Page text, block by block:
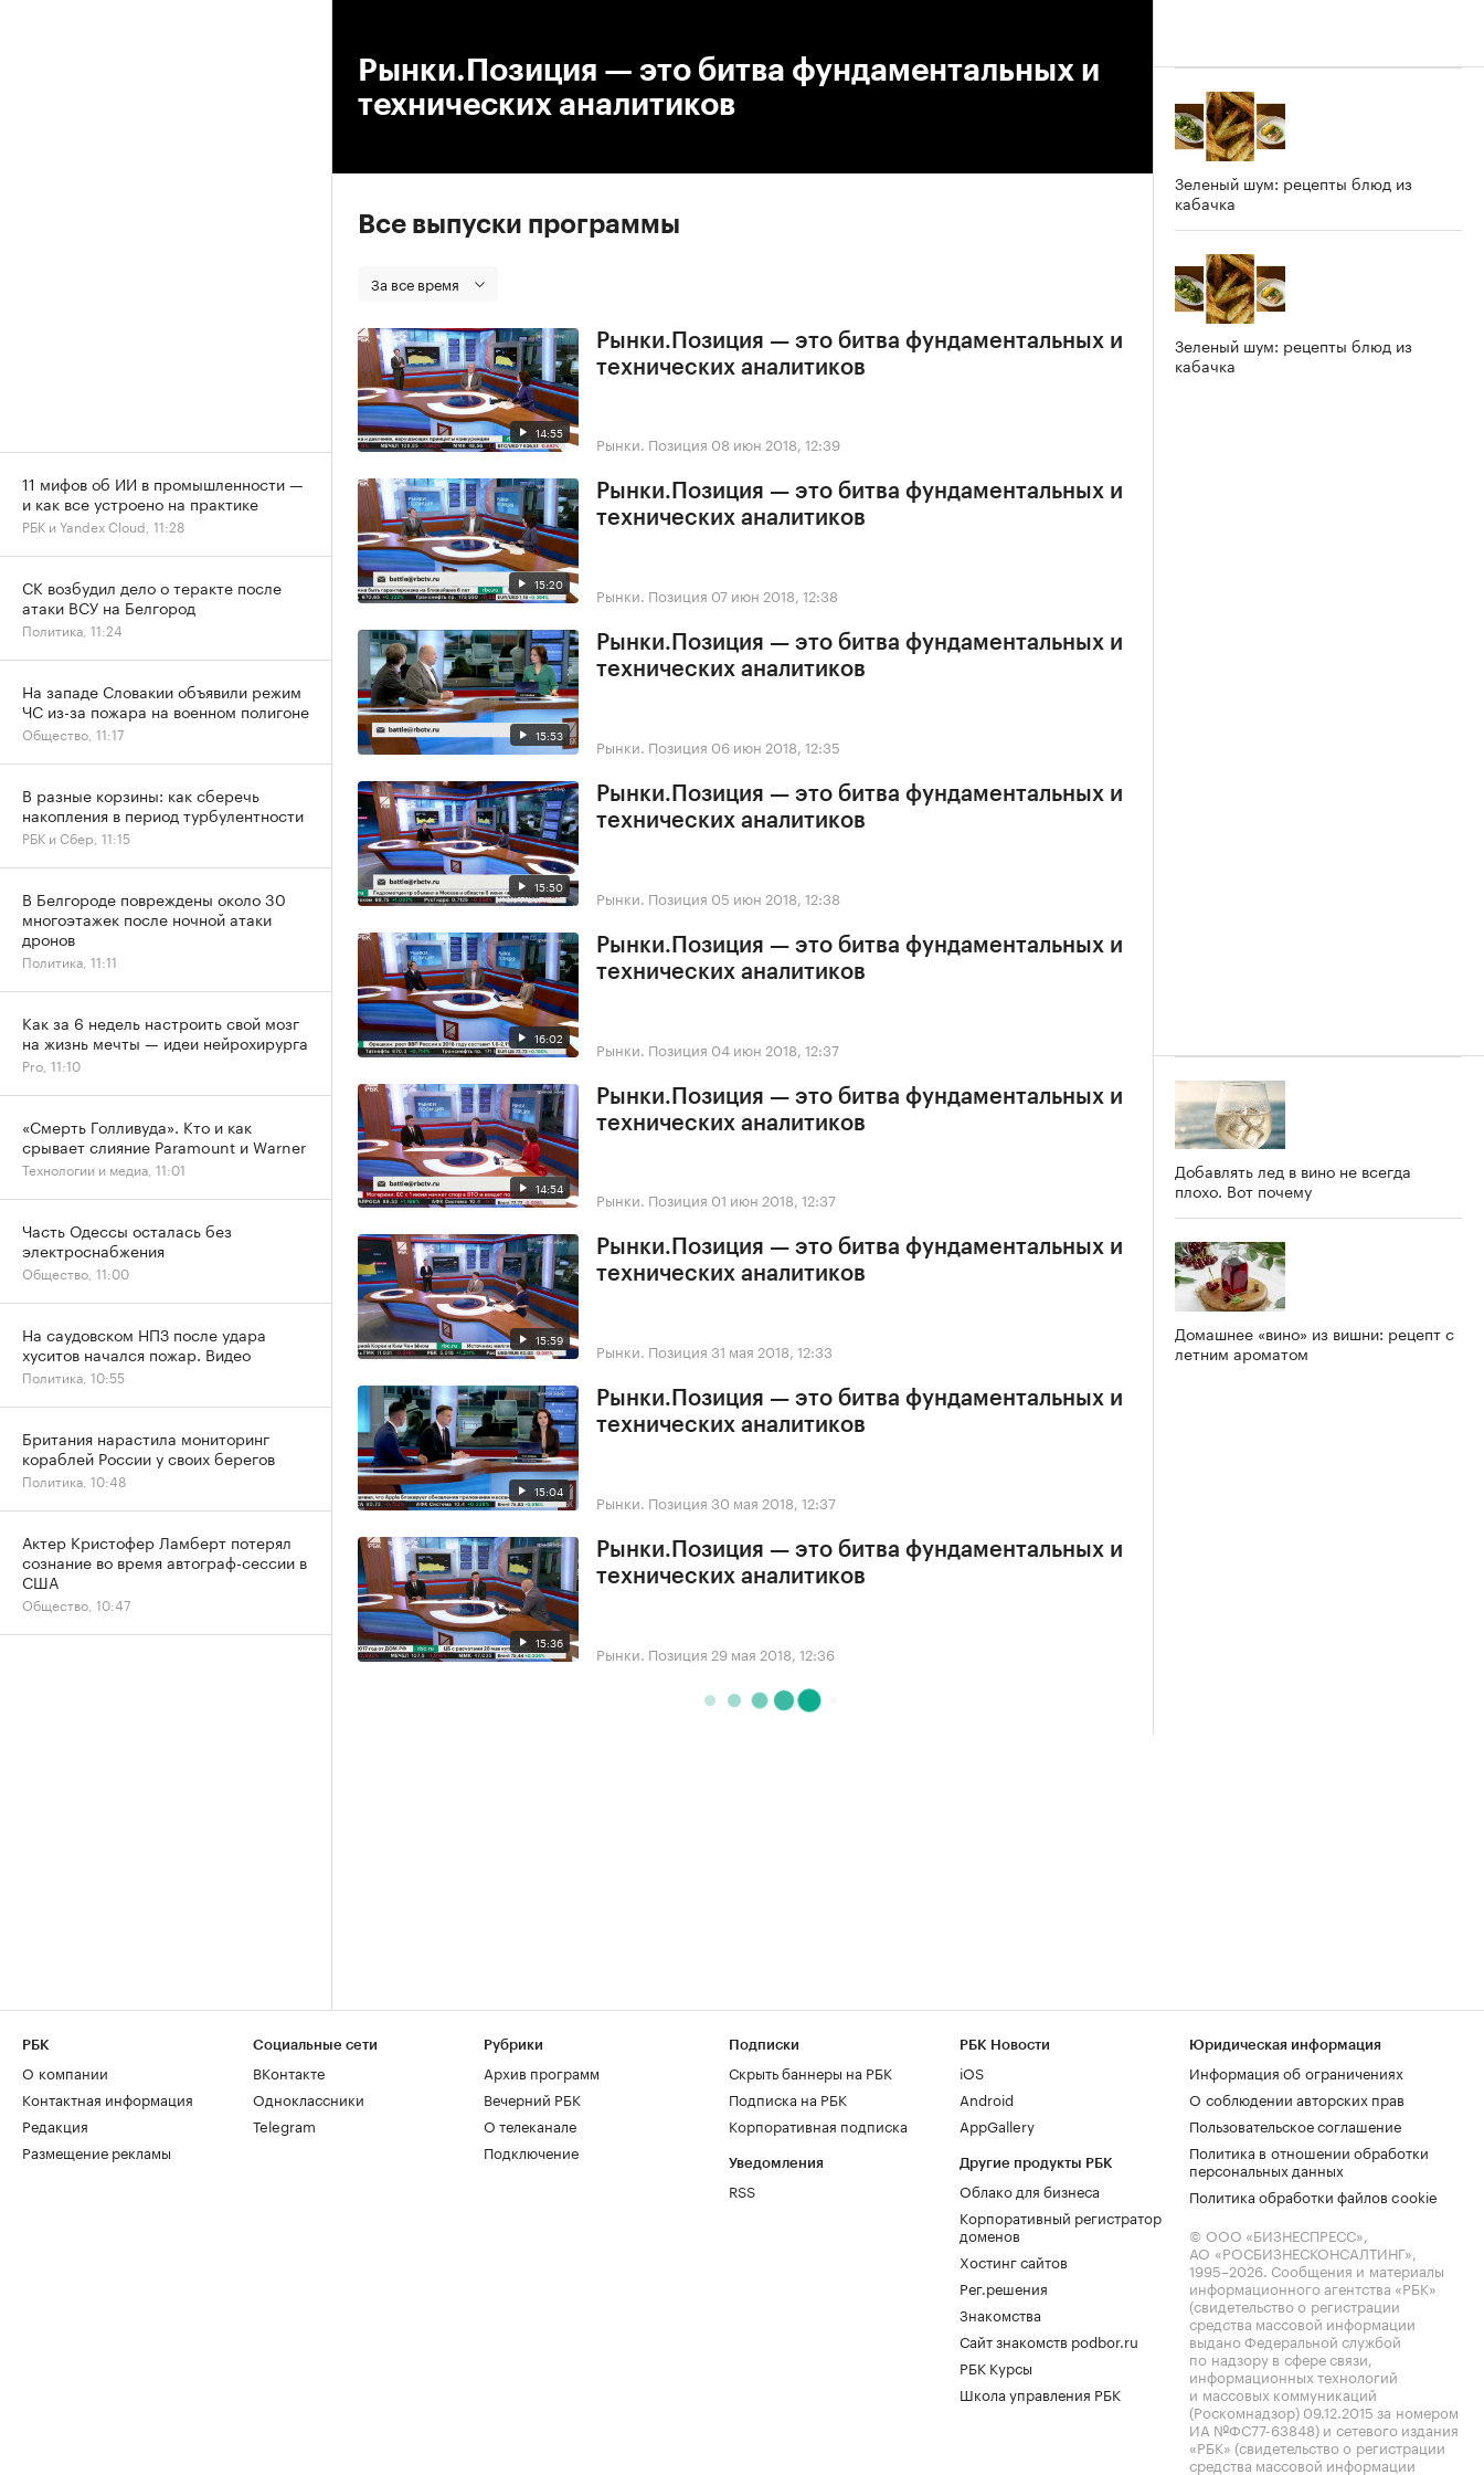
Рынки.Позиция — это битва фундаментальных и
технических аналитиков
Все выпуски программы
За все время
14:55
Рынки.Позиция — это битва фундаментальных и
технических аналитиков
Рынки. Позиция 08 июн 2018, 12:39
15:20
Рынки.Позиция — это битва фундаментальных и
технических аналитиков
Рынки. Позиция 07 июн 2018, 12:38
15:53
Рынки.Позиция — это битва фундаментальных и
технических аналитиков
Рынки. Позиция 06 июн 2018, 12:35
15:50
Рынки.Позиция — это битва фундаментальных и
технических аналитиков
Рынки. Позиция 05 июн 2018, 12:38
16:02
Рынки.Позиция — это битва фундаментальных и
технических аналитиков
Рынки. Позиция 04 июн 2018, 12:37
14:54
Рынки.Позиция — это битва фундаментальных и
технических аналитиков
Рынки. Позиция 01 июн 2018, 12:37
15:59
Рынки.Позиция — это битва фундаментальных и
технических аналитиков
Рынки. Позиция 31 мая 2018, 12:33
15:04
Рынки.Позиция — это битва фундаментальных и
технических аналитиков
Рынки. Позиция 30 мая 2018, 12:37
15:36
Рынки.Позиция — это битва фундаментальных и
технических аналитиков
Рынки. Позиция 29 мая 2018, 12:36
Зеленый шум: рецепты блюд из
кабачка
Зеленый шум: рецепты блюд из
кабачка
Добавлять лед в вино не всегда
плохо. Вот почему
Домашнее «вино» из вишни: рецепт с
летним ароматом
11 мифов об ИИ в промышленности —
и как все устроено на практике
РБК и Yandex Cloud, 11:28
СК возбудил дело о теракте после
атаки ВСУ на Белгород
Политика, 11:24
На западе Словакии объявили режим
ЧС из-за пожара на военном полигоне
Общество, 11:17
В разные корзины: как сберечь
накопления в период турбулентности
РБК и Сбер, 11:15
В Белгороде повреждены около 30
многоэтажек после ночной атаки
дронов
Политика, 11:11
Как за 6 недель настроить свой мозг
на жизнь мечты — идеи нейрохирурга
Pro, 11:10
«Смерть Голливуда». Кто и как
срывает слияние Paramount и Warner
Технологии и медиа, 11:01
Часть Одессы осталась без
электроснабжения
Общество, 11:00
На саудовском НПЗ после удара
хуситов начался пожар. Видео
Политика, 10:55
Британия нарастила мониторинг
кораблей России у своих берегов
Политика, 10:48
Актер Кристофер Ламберт потерял
сознание во время автограф-сессии в
США
Общество, 10:47
РБК
О компании
Контактная информация
Редакция
Размещение рекламы
Социальные сети
ВКонтакте
Одноклассники
Telegram
Рубрики
Архив программ
Вечерний РБК
О телеканале
Подключение
Подписки
Скрыть баннеры на РБК
Подписка на РБК
Корпоративная подписка
Уведомления
RSS
РБК Новости
iOS
Android
AppGallery
Другие продукты РБК
Облако для бизнеса
Корпоративный регистратор
доменов
Хостинг сайтов
Рег.решения
Знакомства
Сайт знакомств podbor.ru
РБК Курсы
Школа управления РБК
Юридическая информация
Информация об ограничениях
О соблюдении авторских прав
Пользовательское соглашение
Политика в отношении обработки
персональных данных
Политика обработки файлов cookie
© ООО «БИЗНЕСПРЕСС»,
АО «РОСБИЗНЕСКОНСАЛТИНГ»,
1995–2026. Сообщения и материалы
информационного агентства «РБК»
(свидетельство о регистрации
средства массовой информации
выдано Федеральной службой
по надзору в сфере связи,
информационных технологий
и массовых коммуникаций
(Роскомнадзор) 09.12.2015 за номером
ИА №ФС77-63848) и сетевого издания
«РБК» (свидетельство о регистрации
средства массовой информации